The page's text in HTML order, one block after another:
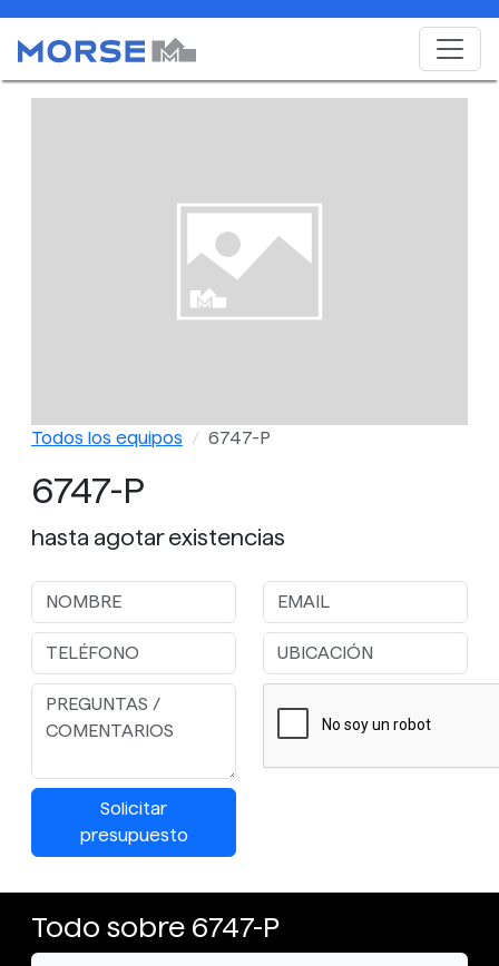
Todos los equipos 6747-P
6747-P
hasta agotar existencias
Solicitar
presupuesto
Todo sobre 6747-P